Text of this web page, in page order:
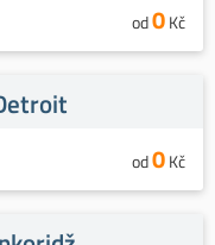
od0Kč
od0Kč